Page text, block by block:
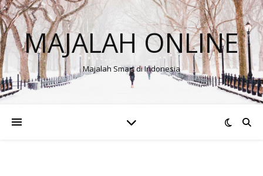
MAJALAH ONLINE
Majalah Smart di Indonesia